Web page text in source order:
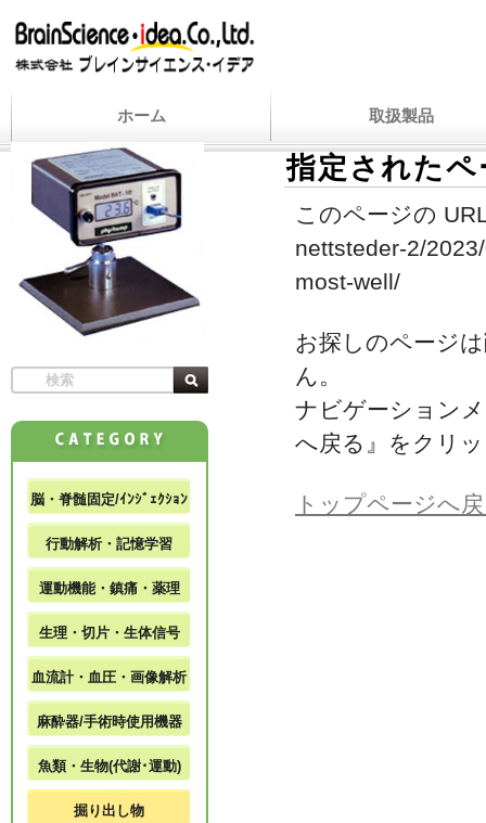
ホーム 取扱製品
指定された
このページの
nettsteder-2/
most-well/
お探しのページ
ん。
ナビゲーション
へ戻る』をクリ
トップページへ
脳・脊髄固定/ｲﾝｼﾞｪｸｼｮﾝ
行動解析・記憶学習
運動機能・鎮痛・薬理
生理・切片・生体信号
血流計・血圧・画像解析
麻酔器/手術時使用機器
魚類・生物(代謝･運動)
掘り出し物